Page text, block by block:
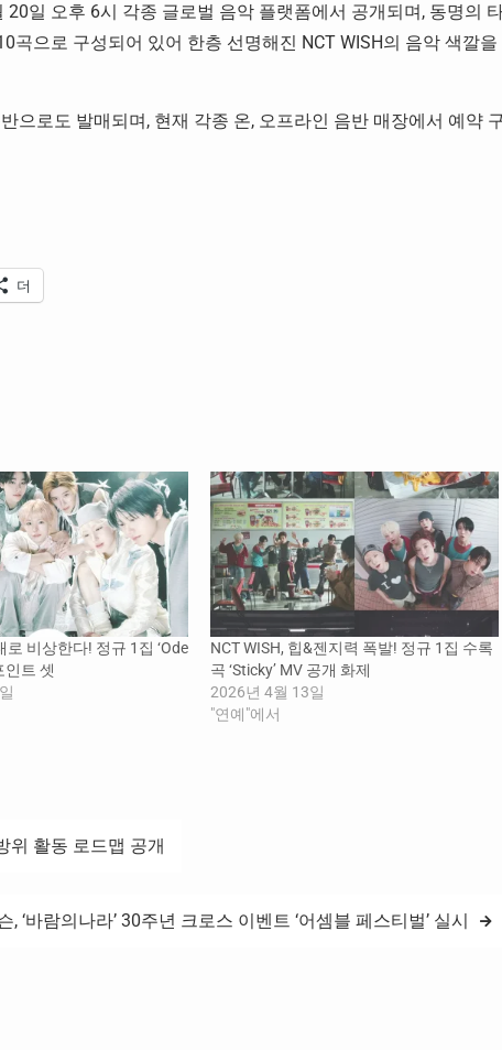
20일 오후 6시 각종 글로벌 음악 플랫폼에서 공개되며, 동명의
곡으로 구성되어 있어 한층 선명해진 NCT WISH의 음악 색깔을
으로도 발매되며, 현재 각종 온, 오프라인 음반 매장에서 예약
더
로 비상한다! 정규 1집 ‘Ode
인트 셋
NCT WISH, 힙&젠지력 폭발! 정규 1집 수록
곡 ‘Sticky’ MV 공개 화제
2026년 4월 13일
"연예"에서
위 활동 로드맵 공개
, ‘바람의나라’ 30주년 크로스 이벤트 ‘어셈블 페스티벌’ 실시